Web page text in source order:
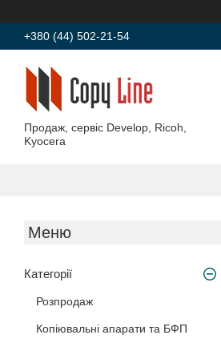
+380 (44) 502-21-54
Продаж, сервіс Develop, Ricoh,
Kyocera
Категорії
Розпродаж
Копіювальні апарати та БФП